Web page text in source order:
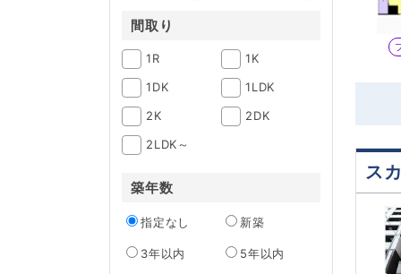
間取り
1R
1K
1DK
1LDK
2K
2DK
2LDK～
築年数
指定なし 新築
3年以内 5年以内
ス